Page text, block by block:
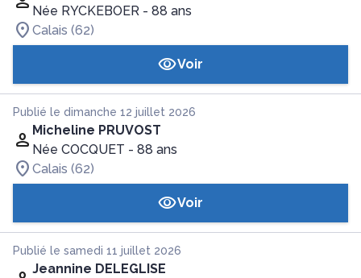
Née RYCKEBOER - 88 ans
Calais (62)
Voir
Publié le dimanche 12 juillet 2026
Micheline PRUVOST
Née COCQUET - 88 ans
Calais (62)
Voir
Publié le samedi 11 juillet 2026
Jeannine DELEGLISE